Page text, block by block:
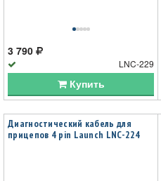
3 790
LNC-229
Купить
Диагностический кабель для
прицепов 4 pin Launch LNC-224